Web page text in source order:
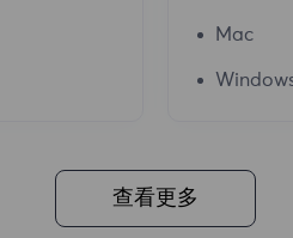
Mac
查看更多